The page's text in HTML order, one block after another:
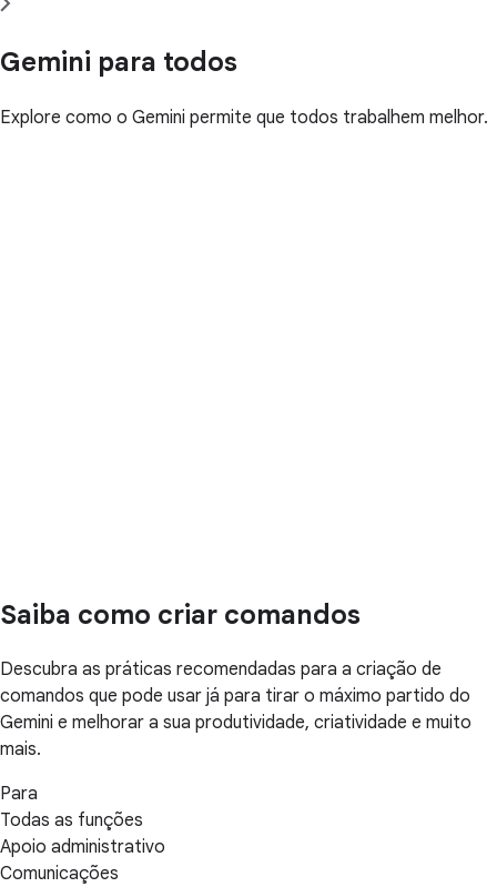
Gemini para todos
Explore como o Gemini permite que todos trabalhem melhor.
Saiba como criar comandos
Descubra as práticas recomendadas para a criação de
comandos que pode usar já para tirar o máximo partido do
Gemini e melhorar a sua produtividade, criatividade e muito
mais.
Para
Todas as funções
Apoio administrativo
Comunicações